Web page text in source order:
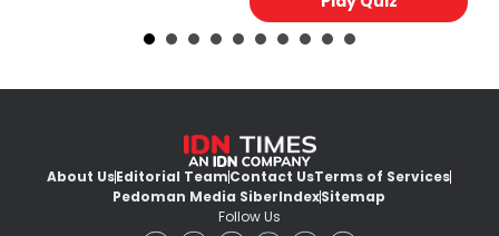
About UsEditorial TeamContact UsTerms of Services
Pedoman Media SiberIndexSitemap
Follow Us